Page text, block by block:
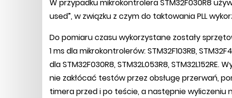
W przypadku mikrokontrolera STM32F030R8
used”, w związku z czym do taktowania PLL
Do pomiaru czasu wykorzystane zostały
1 ms dla mikrokontrolerów: STM32F103RB,
dla STM32F030R8, STM32L053R8,
nie zakłócać testów przez obsługę przerwań,
timera przed i po teście, a następnie